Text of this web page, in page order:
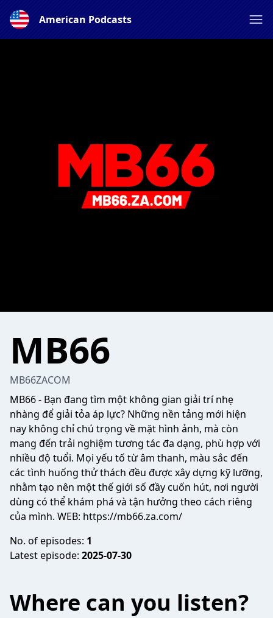
American Podcasts
MB66
MB66ZACOM
MB66- Bạn đang tìm một không gian giải trí nhẹ
nhàng để giải tỏa áp lực? Những nền tảng mới hiện
nay không chỉ chú trọng về mặt hình ảnh, mà còn
mang đến trải nghiệm tương tác đa dạng, phù hợp với
nhiều độ tuổi. Mọi yếu tố từ âm thanh, màu sắc đến
các tình huống thử thách đều được xây dựng kỹ lưỡng,
nhằm tạo nên một thế giới số đầy cuốn hút, nơi người
dùng có thể khám phá và tận hưởng theo cách riêng
của mình. WEB: https://mb66.za.com/
No. of episodes: 1
Latest episode: 2025-07-30
Where can you listen?